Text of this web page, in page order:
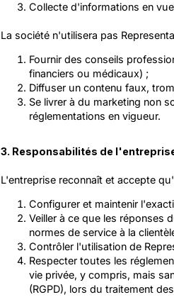
Collecte d'informations en
La société n'utilisera pas
Fournir des conseils
financiers ou médicaux) ;
Diffuser un contenu faux,
Se livrer à du marketing non
réglementations en vigueur.
3. Responsabilités de
L'entreprise reconnaît et accepte
Configurer et maintenir
Veiller à ce que les réponses
normes de service à la
Contrôler l'utilisation de
Respecter toutes les
vie privée, y compris, mais
(RGPD), lors du traitement